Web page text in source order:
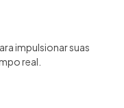
impulsionar suas
real.